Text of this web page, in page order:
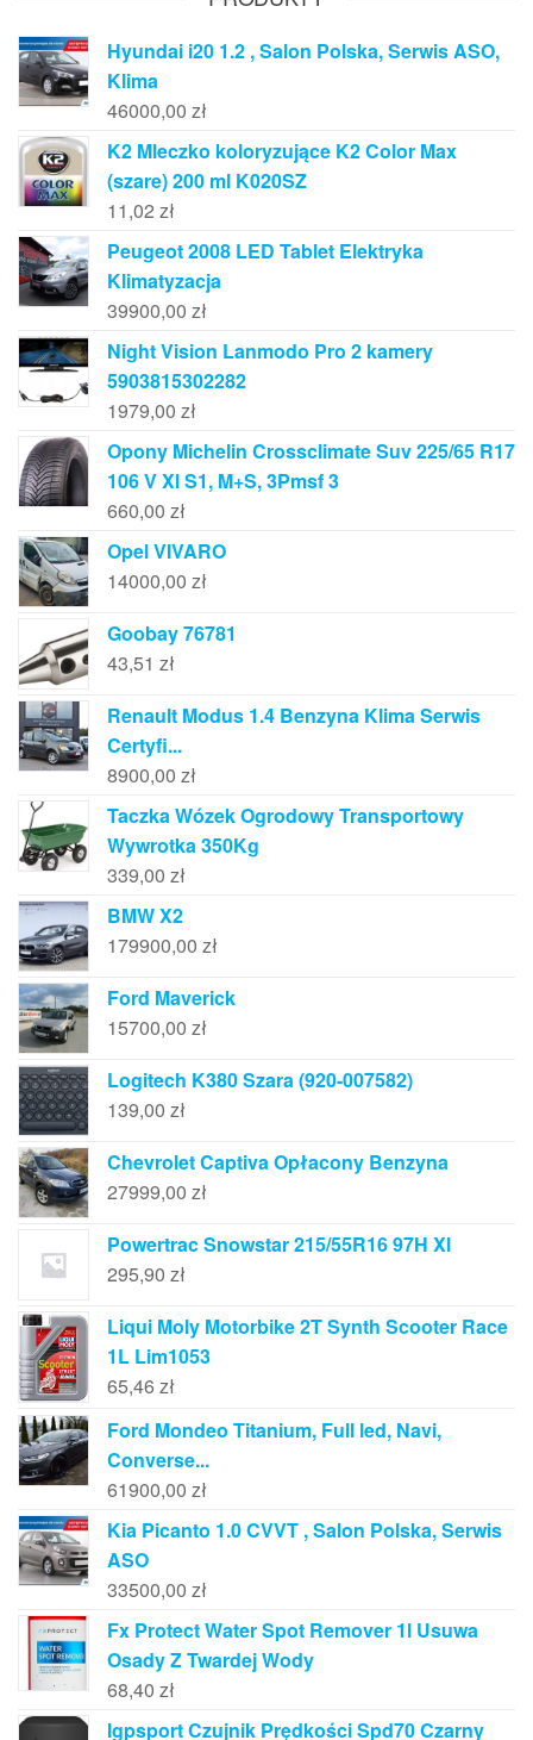
Hyundai i20 1.2 , Salon Polska, Serwis ASO,
Klima
46000,00 zł
K2 Mleczko koloryzujące K2 Color Max
(szare) 200 ml K020SZ
11,02 zł
Peugeot 2008 LED Tablet Elektryka
Klimatyzacja
39900,00 zł
Night Vision Lanmodo Pro 2 kamery
5903815302282
1979,00 zł
Opony Michelin Crossclimate Suv 225/65 R17
106 V Xl S1, M+S, 3Pmsf 3
660,00 zł
Opel VIVARO
14000,00 zł
Goobay 76781
43,51 zł
Renault Modus 1.4 Benzyna Klima Serwis
Certyfi...
8900,00 zł
Taczka Wózek Ogrodowy Transportowy
Wywrotka 350Kg
339,00 zł
BMW X2
179900,00 zł
Ford Maverick
15700,00 zł
Logitech K380 Szara (920-007582)
139,00 zł
Chevrolet Captiva Opłacony Benzyna
27999,00 zł
Powertrac Snowstar 215/55R16 97H Xl
295,90 zł
Liqui Moly Motorbike 2T Synth Scooter Race
1L Lim1053
65,46 zł
Ford Mondeo Titanium, Full led, Navi,
Converse...
61900,00 zł
Kia Picanto 1.0 CVVT , Salon Polska, Serwis
ASO
33500,00 zł
Fx Protect Water Spot Remover 1l Usuwa
Osady Z Twardej Wody
68,40 zł
Igpsport Czujnik Prędkości Spd70 Czarny